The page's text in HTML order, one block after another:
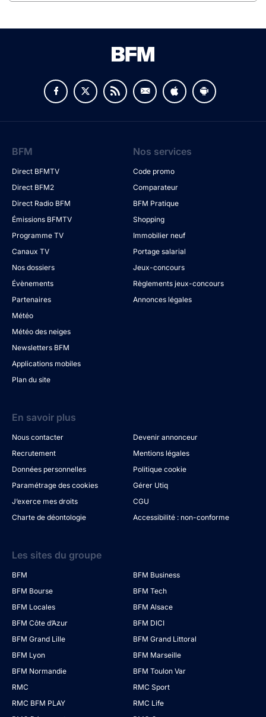
BFM
Direct BFMTV
Direct BFM2
Direct Radio BFM
Émissions BFMTV
Programme TV
Canaux TV
Nos dossiers
Évènements
Partenaires
Météo
Météo des neiges
Newsletters BFM
Applications mobiles
Plan du site
Nos services
Code promo
Comparateur
BFM Pratique
Shopping
Immobilier neuf
Portage salarial
Jeux-concours
Règlements jeux-concours
Annonces légales
En savoir plus
Nous contacter
Devenir annonceur
Recrutement
Mentions légales
Données personnelles
Politique cookie
Paramétrage des cookies
Gérer Utiq
J’exerce mes droits
CGU
Charte de déontologie
Accessibilité : non-conforme
Les sites du groupe
BFM
BFM Business
BFM Bourse
BFM Tech
BFM Locales
BFM Alsace
BFM Côte d’Azur
BFM DICI
BFM Grand Lille
BFM Grand Littoral
BFM Lyon
BFM Marseille
BFM Normandie
BFM Toulon Var
RMC
RMC Sport
RMC BFM PLAY
RMC Life